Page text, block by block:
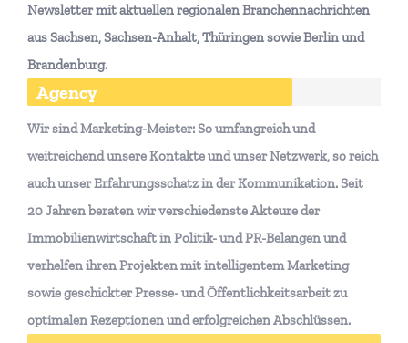
Newsletter mit aktuellen regionalen Branchennachrichten
aus Sachsen, Sachsen-Anhalt, Thüringen sowie Berlin und
Brandenburg.
Agency
Wir sind Marketing-Meister: So umfangreich und
weitreichend unsere Kontakte und unser Netzwerk, so reich
auch unser Erfahrungsschatz in der Kommunikation. Seit
20 Jahren beraten wir verschiedenste Akteure der
Immobilienwirtschaft in Politik- und PR-Belangen und
verhelfen ihren Projekten mit intelligentem Marketing
sowie geschickter Presse- und Öffentlichkeitsarbeit zu
optimalen Rezeptionen und erfolgreichen Abschlüssen.